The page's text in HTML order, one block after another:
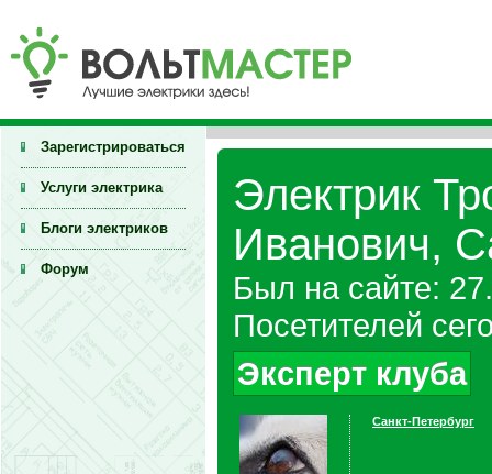
Зарегистрироваться
Услуги электрика
Блоги электриков
Форум
Электрик
Иванович,
Был на сайте:
Посетителей
Эксперт клуба
Санкт-Петербург